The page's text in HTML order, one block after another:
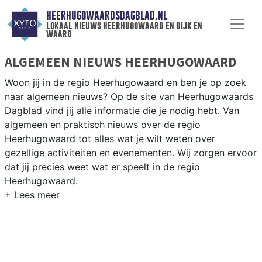
HEERHUGOWAARDSDAGBLAD.NL
lokaal nieuws heerhugowaard en dijk en
waard
ALGEMEEN NIEUWS HEERHUGOWAARD
Woon jij in de regio Heerhugowaard en ben je op zoek
naar algemeen nieuws? Op de site van Heerhugowaards
Dagblad vind jij alle informatie die je nodig hebt. Van
algemeen en praktisch nieuws over de regio
Heerhugowaard tot alles wat je wilt weten over
gezellige activiteiten en evenementen. Wij zorgen ervoor
dat jij precies weet wat er speelt in de regio
Heerhugowaard.